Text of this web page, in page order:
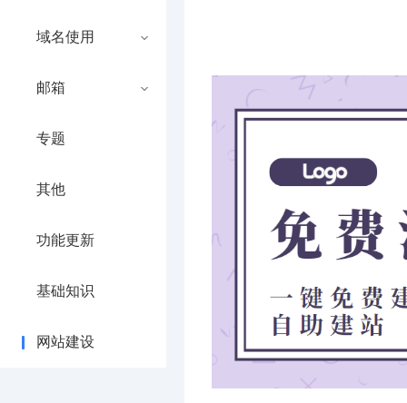
域名使用
邮箱
专题
其他
功能更新
基础知识
网站建设